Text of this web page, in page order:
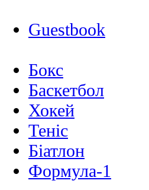
Guestbook
Бокс
Баскетбол
Хокей
Теніс
Біатлон
Формула-1